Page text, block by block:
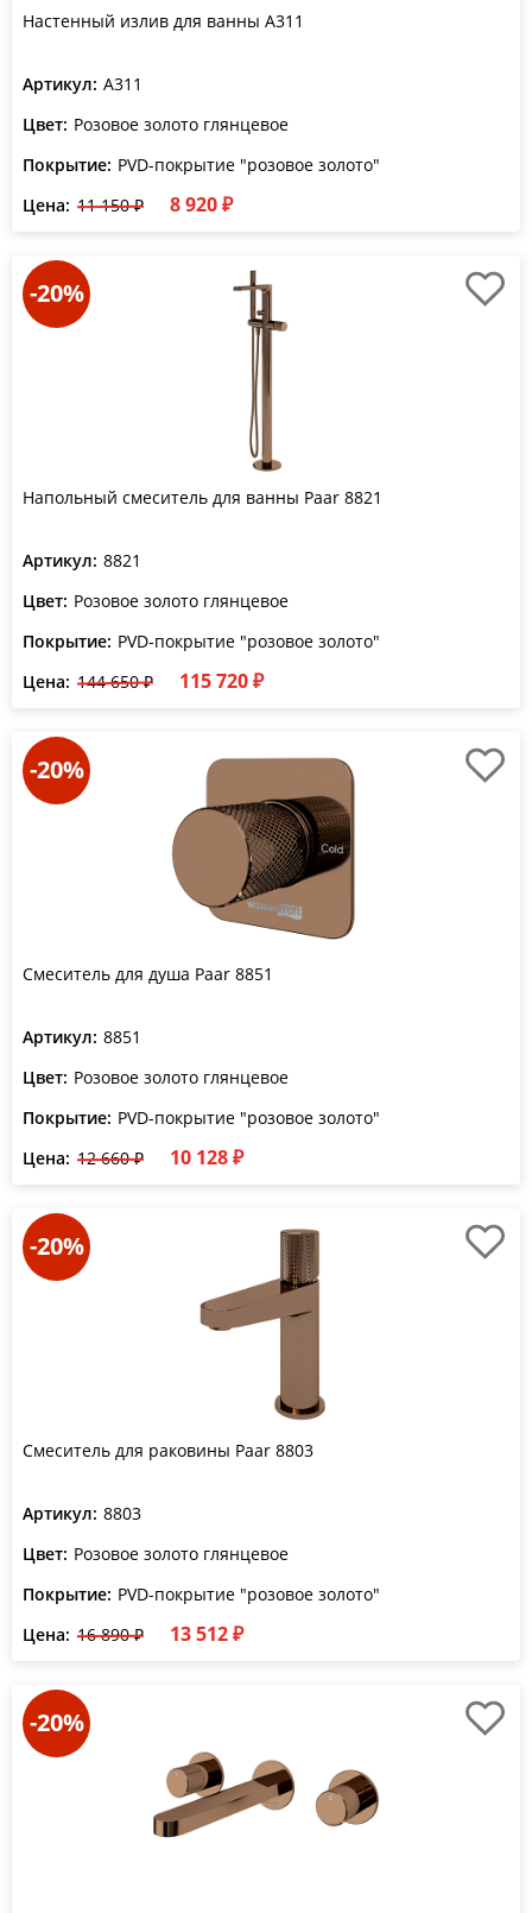
Настенный излив для ванны A311
Артикул: A311
Цвет: Розовое золото глянцевое
Покрытие: PVD-покрытие "розовое золото"
Цена: 11 150 ₽ 8 920 ₽
-20%
Напольный смеситель для ванны Paar 8821
Артикул: 8821
Цвет: Розовое золото глянцевое
Покрытие: PVD-покрытие "розовое золото"
Цена: 144 650 ₽ 115 720 ₽
-20%
Смеситель для душа Paar 8851
Артикул: 8851
Цвет: Розовое золото глянцевое
Покрытие: PVD-покрытие "розовое золото"
Цена: 12 660 ₽ 10 128 ₽
-20%
Смеситель для раковины Paar 8803
Артикул: 8803
Цвет: Розовое золото глянцевое
Покрытие: PVD-покрытие "розовое золото"
Цена: 16 890 ₽ 13 512 ₽
-20%